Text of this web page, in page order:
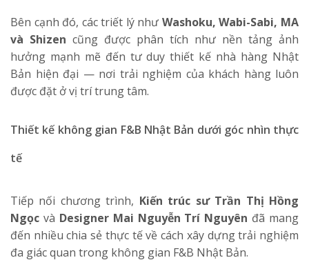
Bên cạnh đó, các triết lý như Washoku, Wabi-Sabi, MA
và Shizen cũng được phân tích như nền tảng ảnh
hưởng mạnh mẽ đến tư duy thiết kế nhà hàng Nhật
Bản hiện đại — nơi trải nghiệm của khách hàng luôn
được đặt ở vị trí trung tâm.
Thiết kế không gian F&B Nhật Bản dưới góc nhìn thực
tế
Tiếp nối chương trình, Kiến trúc sư Trần Thị Hồng
Ngọc và Designer Mai Nguyễn Trí Nguyên đã mang
đến nhiều chia sẻ thực tế về cách xây dựng trải nghiệm
đa giác quan trong không gian F&B Nhật Bản.